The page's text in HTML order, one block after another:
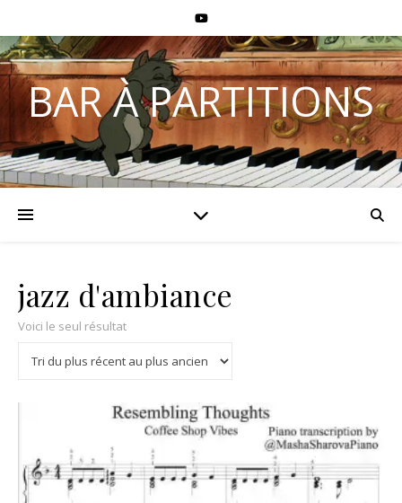
BAR À PARTITIONS
jazz d'ambiance
Voici le seul résultat